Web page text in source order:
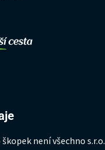
není všechno s.r.o.